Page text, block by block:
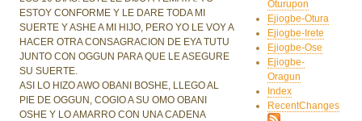
ESTOY CONFORME Y LE DARE TODA MI
SUERTE Y ASHE A MI HIJO, PERO YO LE VOY A
HACER OTRA CONSAGRACION DE EYA TUTU
JUNTO CON OGGUN PARA QUE LE ASEGURE
SU SUERTE.
ASI LO HIZO AWO OBANI BOSHE, LLEGO AL
PIE DE OGGUN, COGIO A SU OMO OBANI
OSHE Y LO AMARRO CON UNA CADENA
Oturupon
Ejiogbe-Otura
Ejiogbe-Irete
Ejiogbe-Ose
Ejiogbe-
Oragun
Index
RecentChanges